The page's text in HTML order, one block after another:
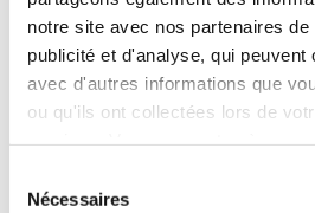
notre site avec nos partenaires
publicité et d'analyse, qui
avec d'autres informations que
ou qu'ils ont collectées lors de
Nécessaires
du Mirage 2000D, 1er chasseur-
moderne possédé par l’armée de
entièrement rénové en 2026. La
regroupe aujourd’hui 3 escadrons
partagent la totalité des Mirage
également la dernière utilisatrice de